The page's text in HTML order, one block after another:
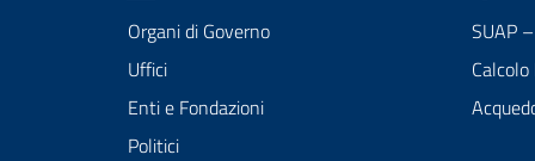
Organi di Governo
Uffici
Enti e Fondazioni
Politici
SUAP